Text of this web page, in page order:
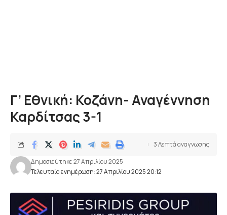
Γ’ Εθνική: Κοζάνη- Αναγέννηση
Καρδίτσας 3-1
Τελευταία ενημέρωση: 27 Απριλίου 2025 20:12
Δημοσιεύτηκε 27 Απριλίου 2025
3 Λεπτά αναγνωσης